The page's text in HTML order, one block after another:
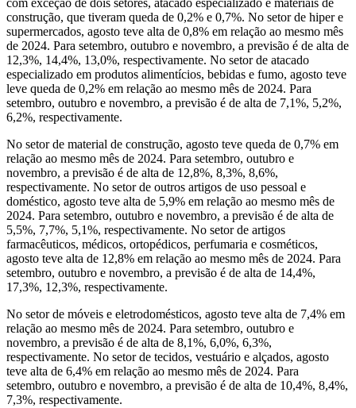
com exceção de dois setores, atacado especializado e materiais de
construção, que tiveram queda de 0,2% e 0,7%. No setor de hiper e
supermercados, agosto teve alta de 0,8% em relação ao mesmo mês
de 2024. Para setembro, outubro e novembro, a previsão é de alta de
12,3%, 14,4%, 13,0%, respectivamente. No setor de atacado
especializado em produtos alimentícios, bebidas e fumo, agosto teve
leve queda de 0,2% em relação ao mesmo mês de 2024. Para
setembro, outubro e novembro, a previsão é de alta de 7,1%, 5,2%,
6,2%, respectivamente.
No setor de material de construção, agosto teve queda de 0,7% em
relação ao mesmo mês de 2024. Para setembro, outubro e
novembro, a previsão é de alta de 12,8%, 8,3%, 8,6%,
respectivamente. No setor de outros artigos de uso pessoal e
doméstico, agosto teve alta de 5,9% em relação ao mesmo mês de
2024. Para setembro, outubro e novembro, a previsão é de alta de
5,5%, 7,7%, 5,1%, respectivamente. No setor de artigos
farmacêuticos, médicos, ortopédicos, perfumaria e cosméticos,
agosto teve alta de 12,8% em relação ao mesmo mês de 2024. Para
setembro, outubro e novembro, a previsão é de alta de 14,4%,
17,3%, 12,3%, respectivamente.
No setor de móveis e eletrodomésticos, agosto teve alta de 7,4% em
relação ao mesmo mês de 2024. Para setembro, outubro e
novembro, a previsão é de alta de 8,1%, 6,0%, 6,3%,
respectivamente. No setor de tecidos, vestuário e alçados, agosto
teve alta de 6,4% em relação ao mesmo mês de 2024. Para
setembro, outubro e novembro, a previsão é de alta de 10,4%, 8,4%,
7,3%, respectivamente.